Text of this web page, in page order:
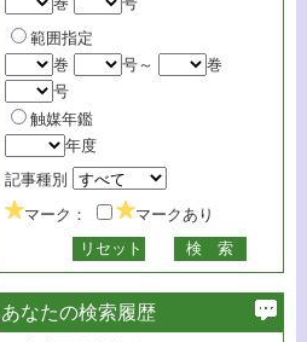
範囲指定
巻
号～
巻
号
触媒年鑑
年度
記事種別
マーク：
マークあり
あなたの検索履歴